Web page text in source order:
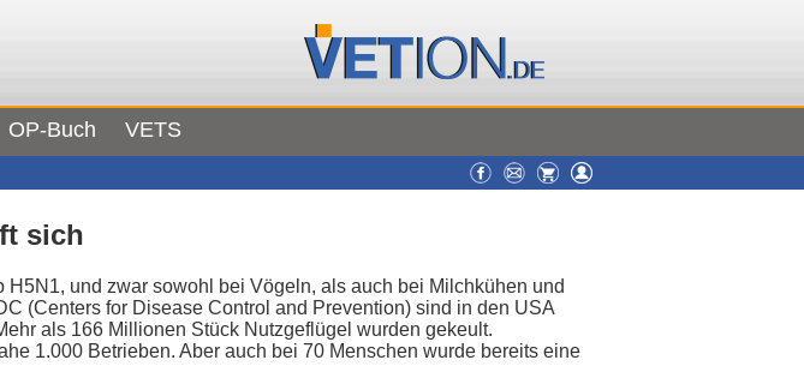
OP-Buch VETS
sich
und zwar sowohl bei Vögeln, als auch bei Milchkühen und
(Centers for Disease Control and Prevention) sind in den USA
als 166 Millionen Stück Nutzgeflügel wurden gekeult.
1.000 Betrieben. Aber auch bei 70 Menschen wurde bereits eine